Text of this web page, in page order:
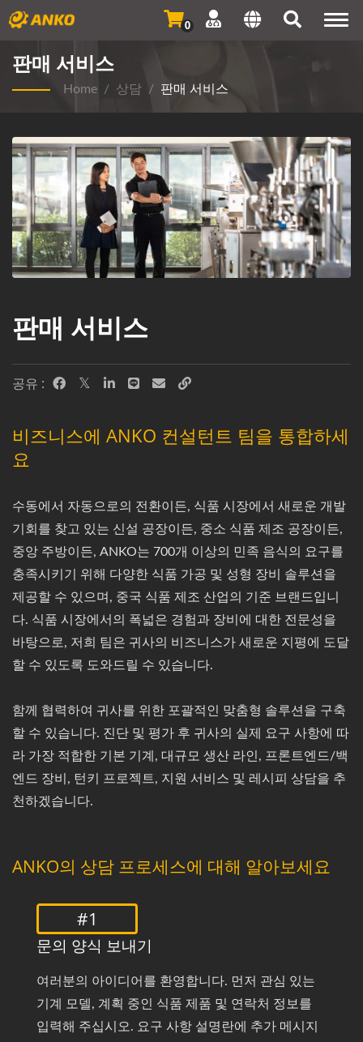
0
판매 서비스
Home / 상담 / 판매 서비스
판매 서비스
공유 :
비즈니스에 ANKO 컨설턴트 팀을 통합하세
요
수동에서 자동으로의 전환이든, 식품 시장에서 새로운 개발
기회를 찾고 있는 신설 공장이든, 중소 식품 제조 공장이든,
중앙 주방이든, ANKO는 700개 이상의 민족 음식의 요구를
충족시키기 위해 다양한 식품 가공 및 성형 장비 솔루션을
제공할 수 있으며, 중국 식품 제조 산업의 기준 브랜드입니
다. 식품 시장에서의 폭넓은 경험과 장비에 대한 전문성을
바탕으로, 저희 팀은 귀사의 비즈니스가 새로운 지평에 도달
할 수 있도록 도와드릴 수 있습니다.
함께 협력하여 귀사를 위한 포괄적인 맞춤형 솔루션을 구축
할 수 있습니다. 진단 및 평가 후 귀사의 실제 요구 사항에 따
라 가장 적합한 기본 기계, 대규모 생산 라인, 프론트엔드/백
엔드 장비, 턴키 프로젝트, 지원 서비스 및 레시피 상담을 추
천하겠습니다.
ANKO의 상담 프로세스에 대해 알아보세요
#1
문의 양식 보내기
여러분의 아이디어를 환영합니다. 먼저 관심 있는
기계 모델, 계획 중인 식품 제품 및 연락처 정보를
입력해 주십시오. 요구 사항 설명란에 추가 메시지